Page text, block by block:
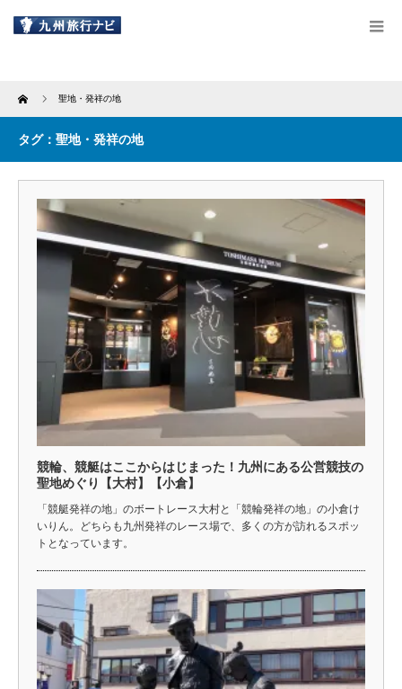
Home 聖地・発祥の地
タグ：聖地・発祥の地
競輪、競艇はここからはじまった！九州にある公営競技の
聖地めぐり【大村】【小倉】
「競艇発祥の地」のボートレース大村と「競輪発祥の地」の小倉け
いりん。どちらも九州発祥のレース場で、多くの方が訪れるスポッ
トとなっています。